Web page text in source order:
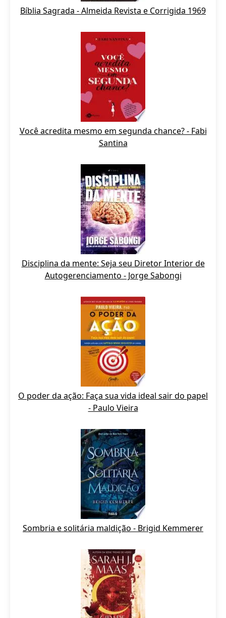
Bíblia Sagrada - Almeida Revista e Corrigida 1969
Você acredita mesmo em segunda chance? - Fabi
Santina
Disciplina da mente: Seja seu Diretor Interior de
Autogerenciamento - Jorge Sabongi
O poder da ação: Faça sua vida ideal sair do papel
- Paulo Vieira
Sombria e solitária maldição - Brigid Kemmerer